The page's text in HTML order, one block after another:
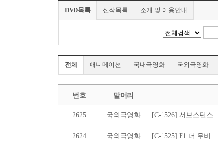
DVD목록 신작목록 소개 및 이용안내
전체 애니메이션 국내극영화 국외극영화
번호 말머리
2625 국외극영화 [C-1526] 서브스턴스
2624 국외극영화 [C-1525] F1 더 무비